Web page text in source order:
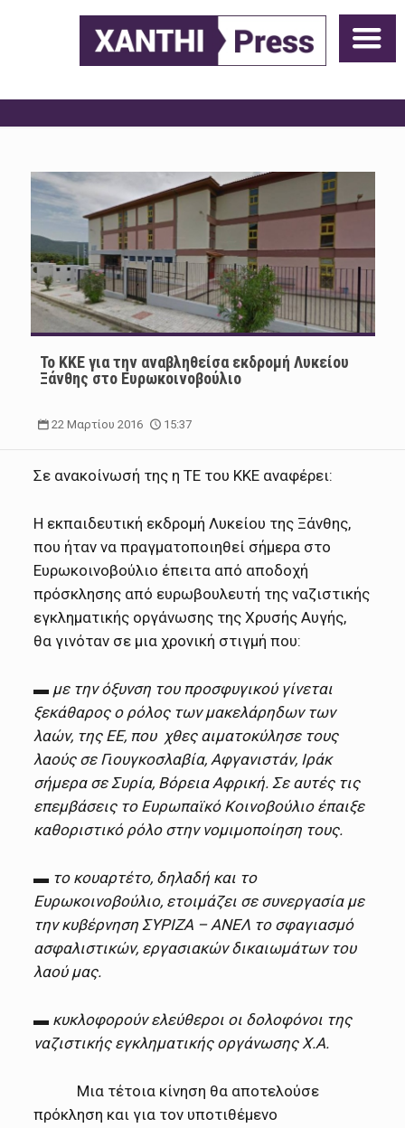
To KKE για την αναβληθείσα εκδρομή Λυκείου
Ξάνθης στο Ευρωκοινοβούλιο
22 Μαρτίου 2016 15:37
Σε ανακοίνωσή της η ΤΕ του ΚΚΕ αναφέρει:
Η εκπαιδευτική εκδρομή Λυκείου της Ξάνθης,
που ήταν να πραγματοποιηθεί σήμερα στο
Ευρωκοινοβούλιο έπειτα από αποδοχή
πρόσκλησης από ευρωβουλευτή της ναζιστικής
εγκληματικής οργάνωσης της Χρυσής Αυγής,
θα γινόταν σε μια χρονική στιγμή που:
▬ με την όξυνση του προσφυγικού γίνεται
ξεκάθαρος ο ρόλος των μακελάρηδων των
λαών, της ΕΕ, που χθες αιματοκύλησε τους
λαούς σε Γιουγκοσλαβία, Αφγανιστάν, Ιράκ
σήμερα σε Συρία, Βόρεια Αφρική. Σε αυτές τις
επεμβάσεις το Ευρωπαϊκό Κοινοβούλιο έπαιξε
καθοριστικό ρόλο στην νομιμοποίηση τους.
▬ το κουαρτέτο, δηλαδή και το
Ευρωκοινοβούλιο, ετοιμάζει σε συνεργασία με
την κυβέρνηση ΣΥΡΙΖΑ – ΑΝΕΛ το σφαγιασμό
ασφαλιστικών, εργασιακών δικαιωμάτων του
λαού μας.
▬ κυκλοφορούν ελεύθεροι οι δολοφόνοι της
ναζιστικής εγκληματικής οργάνωσης Χ.Α.
Μια τέτοια κίνηση θα αποτελούσε
πρόκληση και για τον υποτιθέμενο